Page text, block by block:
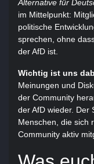
Alternative für
im Mittelpunkt:
politische
sprechen, ohne
der AfD ist.
Wichtig ist uns
Meinungen und
der Community
der AfD wieder. Der
Menschen, die sich
Community aktiv